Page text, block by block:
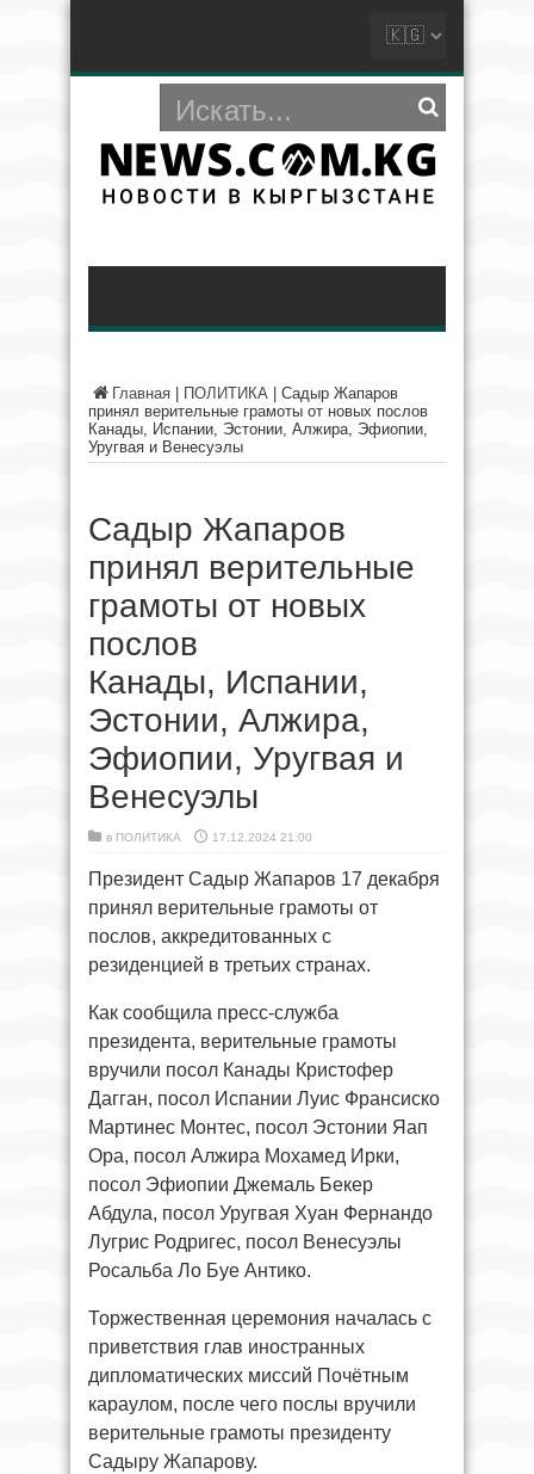
Главная ПОЛИТИКА
Садыр Жапаров
принял верительные грамоты от новых послов
Канады, Испании, Эстонии, Алжира, Эфиопии,
Уругвая и Венесуэлы
Садыр Жапаров
принял верительные
грамоты от новых
послов
Канады, Испании,
Эстонии, Алжира,
Эфиопии, Уругвая и
Венесуэлы
в ПОЛИТИКА 17.12.2024 21:00
Президент Садыр Жапаров 17 декабря
принял верительные грамоты от
послов, аккредитованных с
резиденцией в третьих странах.
Как сообщила пресс-служба
президента, верительные грамоты
вручили посол Канады Кристофер
Дагган, посол Испании Луис Франсиско
Мартинес Монтес, посол Эстонии Яап
Ора, посол Алжира Мохамед Ирки,
посол Эфиопии Джемаль Бекер
Абдула, посол Уругвая Хуан Фернандо
Лугрис Родригес, посол Венесуэлы
Росальба Ло Буе Антико.
Торжественная церемония началась с
приветствия глав иностранных
дипломатических миссий Почётным
караулом, после чего послы вручили
верительные грамоты президенту
Садыру Жапарову.